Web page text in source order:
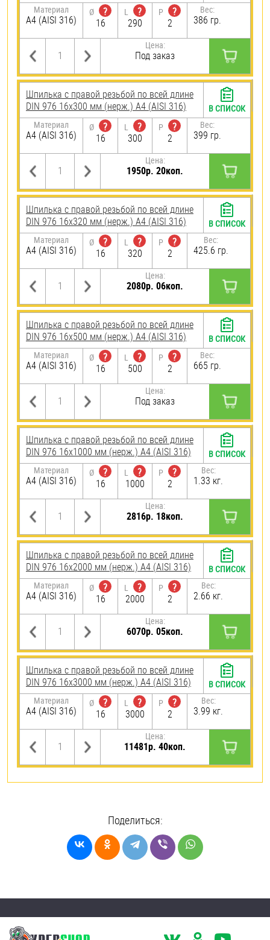
Материал
A4 (AISI 316)
Ø
?
16
L
?
290
P
?
2
Вес:
386 гр.
Цена:
Под заказ
Шпилька с правой резьбой по всей длине
DIN 976 16х300 мм (нерж.) A4 (AISI 316)
Материал
A4 (AISI 316)
Ø
?
16
L
?
300
P
?
2
Вес:
399 гр.
Цена:
1950р. 20коп.
В СПИСОК
Шпилька с правой резьбой по всей длине
DIN 976 16х320 мм (нерж.) A4 (AISI 316)
Материал
A4 (AISI 316)
Ø
?
16
L
?
320
P
?
2
Вес:
425.6 гр.
Цена:
2080р. 06коп.
В СПИСОК
Шпилька с правой резьбой по всей длине
DIN 976 16х500 мм (нерж.) A4 (AISI 316)
Материал
A4 (AISI 316)
Ø
?
16
L
?
500
P
?
2
Вес:
665 гр.
Цена:
Под заказ
В СПИСОК
Шпилька с правой резьбой по всей длине
DIN 976 16х1000 мм (нерж.) A4 (AISI 316)
Материал
A4 (AISI 316)
Ø
?
16
L
?
1000
P
?
2
Вес:
1.33 кг.
Цена:
2816р. 18коп.
В СПИСОК
Шпилька с правой резьбой по всей длине
DIN 976 16х2000 мм (нерж.) A4 (AISI 316)
Материал
A4 (AISI 316)
Ø
?
16
L
?
2000
P
?
2
Вес:
2.66 кг.
Цена:
6070р. 05коп.
В СПИСОК
Шпилька с правой резьбой по всей длине
DIN 976 16х3000 мм (нерж.) A4 (AISI 316)
Материал
A4 (AISI 316)
Ø
?
16
L
?
3000
P
?
2
Вес:
3.99 кг.
Цена:
11481р. 40коп.
В СПИСОК
Поделиться: